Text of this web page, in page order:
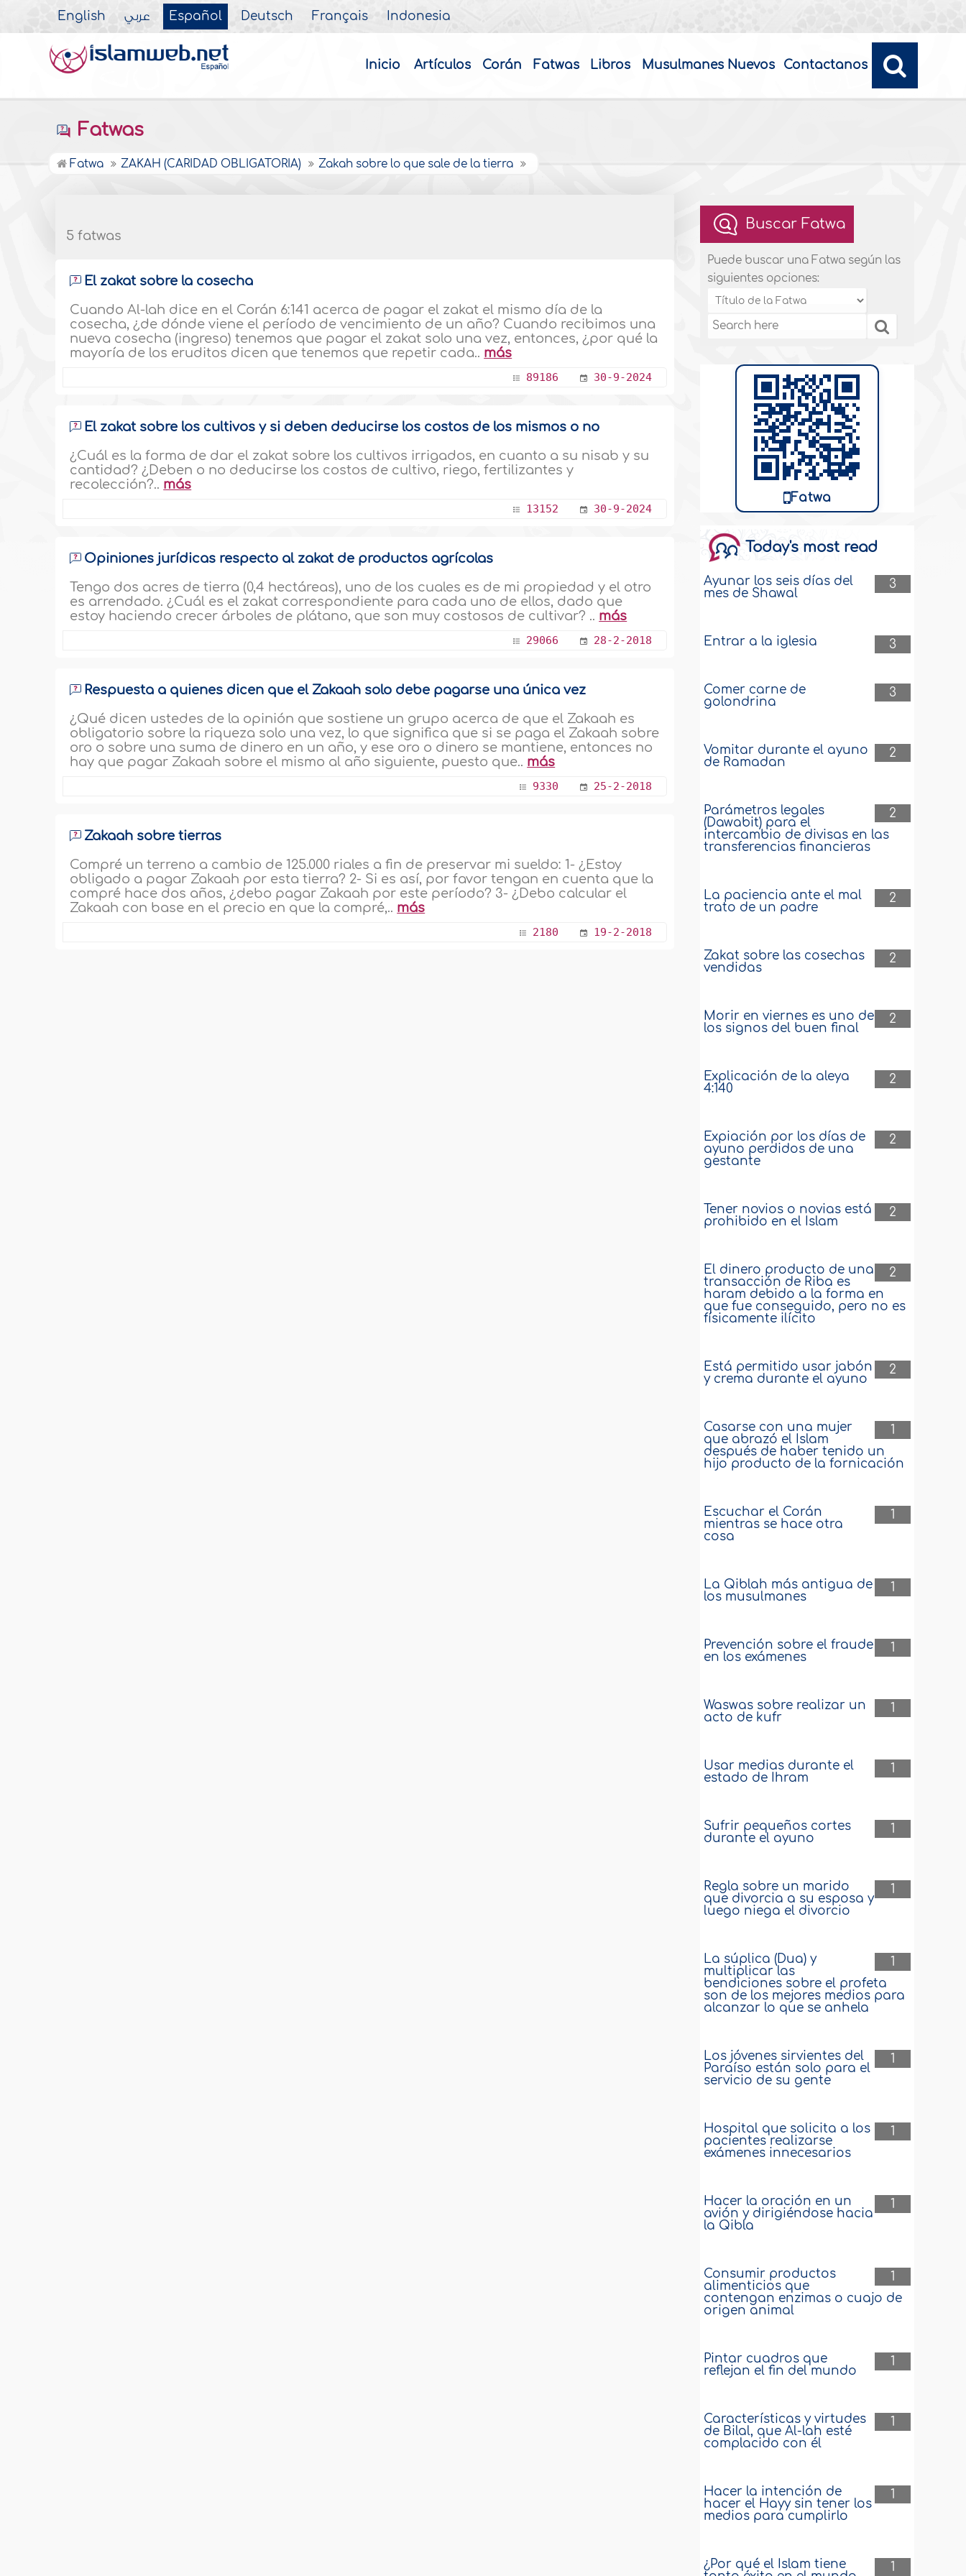
English عربي Español Deutsch Français Indonesia
Inicio Artículos Corán Fatwas Libros Musulmanes Nuevos Contactanos
Fatwas
Fatwa ZAKAH (CARIDAD OBLIGATORIA) Zakah sobre lo que sale de la tierra
5 fatwas
El zakat sobre la cosecha
Cuando Al-lah dice en el Corán 6:141 acerca de pagar el zakat el mismo día de la
cosecha, ¿de dónde viene el período de vencimiento de un año? Cuando recibimos una
nueva cosecha (ingreso) tenemos que pagar el zakat solo una vez, entonces, ¿por qué la
mayoría de los eruditos dicen que tenemos que repetir cada.. más
89186 30-9-2024
El zakat sobre los cultivos y si deben deducirse los costos de los mismos o no
¿Cuál es la forma de dar el zakat sobre los cultivos irrigados, en cuanto a su nisab y su
cantidad? ¿Deben o no deducirse los costos de cultivo, riego, fertilizantes y
recolección?.. más
13152 30-9-2024
Opiniones jurídicas respecto al zakat de productos agrícolas
Tengo dos acres de tierra (0,4 hectáreas), uno de los cuales es de mi propiedad y el otro
es arrendado. ¿Cuál es el zakat correspondiente para cada uno de ellos, dado que
estoy haciendo crecer árboles de plátano, que son muy costosos de cultivar? .. más
29066 28-2-2018
Respuesta a quienes dicen que el Zakaah solo debe pagarse una única vez
¿Qué dicen ustedes de la opinión que sostiene un grupo acerca de que el Zakaah es
obligatorio sobre la riqueza solo una vez, lo que significa que si se paga el Zakaah sobre
oro o sobre una suma de dinero en un año, y ese oro o dinero se mantiene, entonces no
hay que pagar Zakaah sobre el mismo al año siguiente, puesto que.. más
9330 25-2-2018
Zakaah sobre tierras
Compré un terreno a cambio de 125.000 riales a fin de preservar mi sueldo: 1- ¿Estoy
obligado a pagar Zakaah por esta tierra? 2- Si es así, por favor tengan en cuenta que la
compré hace dos años, ¿debo pagar Zakaah por este período? 3- ¿Debo calcular el
Zakaah con base en el precio en que la compré,.. más
2180 19-2-2018
Buscar Fatwa
Puede buscar una Fatwa según las
siguientes opciones:
Fatwa
Today's most read
3
Ayunar los seis días del
mes de Shawal
3
Entrar a la iglesia
3
Comer carne de
golondrina
2
Vomitar durante el ayuno
de Ramadan
2
Parámetros legales
(Dawabit) para el
intercambio de divisas en las
transferencias financieras
2
La paciencia ante el mal
trato de un padre
2
Zakat sobre las cosechas
vendidas
2
Morir en viernes es uno de
los signos del buen final
2
Explicación de la aleya
4:140
2
Expiación por los días de
ayuno perdidos de una
gestante
2
Tener novios o novias está
prohibido en el Islam
2
El dinero producto de una
transacción de Riba es
haram debido a la forma en
que fue conseguido, pero no es
físicamente ilícito
2
Está permitido usar jabón
y crema durante el ayuno
1
Casarse con una mujer
que abrazó el Islam
después de haber tenido un
hijo producto de la fornicación
1
Escuchar el Corán
mientras se hace otra
cosa
1
La Qiblah más antigua de
los musulmanes
1
Prevención sobre el fraude
en los exámenes
1
Waswas sobre realizar un
acto de kufr
1
Usar medias durante el
estado de Ihram
1
Sufrir pequeños cortes
durante el ayuno
1
Regla sobre un marido
que divorcia a su esposa y
luego niega el divorcio
1
La súplica (Dua) y
multiplicar las
bendiciones sobre el profeta
son de los mejores medios para
alcanzar lo que se anhela
1
Los jóvenes sirvientes del
Paraíso están solo para el
servicio de su gente
1
Hospital que solicita a los
pacientes realizarse
exámenes innecesarios
1
Hacer la oración en un
avión y dirigiéndose hacia
la Qibla
1
Consumir productos
alimenticios que
contengan enzimas o cuajo de
origen animal
1
Pintar cuadros que
reflejan el fin del mundo
1
Características y virtudes
de Bilal, que Al-lah esté
complacido con él
1
Hacer la intención de
hacer el Hayy sin tener los
medios para cumplirlo
1
¿Por qué el Islam tiene